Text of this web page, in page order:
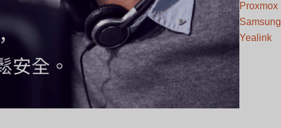
Proxmox
Samsung
Yealink